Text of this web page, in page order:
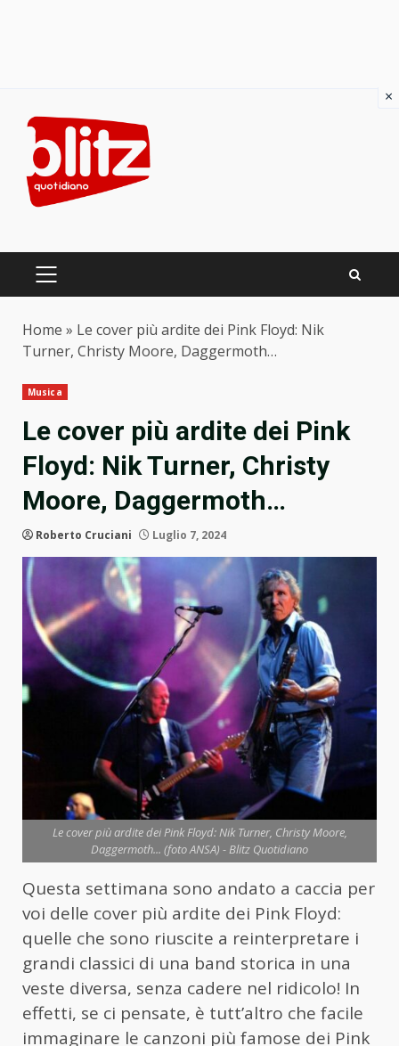
content
PRIMARY
Home » Le cover più ardite dei Pink Floyd: Nik
Turner, Christy Moore, Daggermoth…
Musica
Le cover più ardite dei Pink
Floyd: Nik Turner, Christy
Moore, Daggermoth…
Roberto Cruciani Luglio 7, 2024
Le cover più ardite dei Pink Floyd: Nik Turner, Christy Moore,
Daggermoth... (foto ANSA) - Blitz Quotidiano
Questa settimana sono andato a caccia per
voi delle cover più ardite dei Pink Floyd:
quelle che sono riuscite a reinterpretare i
grandi classici di una band storica in una
veste diversa, senza cadere nel ridicolo! In
effetti, se ci pensate, è tutt’altro che facile
immaginare le canzoni più famose dei Pink
×